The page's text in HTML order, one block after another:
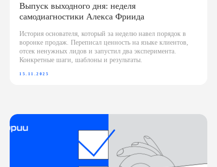
Выпуск выходного дня: неделя
самодиагностики Алекса Фриида
История основателя, который за неделю навел порядок в
воронке продаж. Переписал ценность на языке клиентов,
отсек ненужных лидов и запустил два эксперимента.
Конкретные шаги, шаблоны и результаты.
15.11.2025